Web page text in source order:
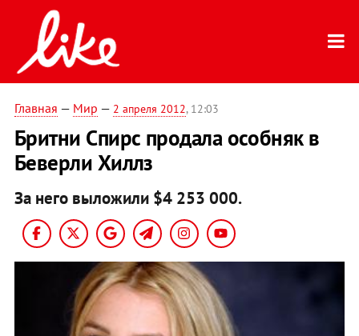
Главная — Мир — 2 апреля 2012, 12:03
Бритни Спирс продала особняк в
Беверли Хиллз
За него выложили $4 253 000.